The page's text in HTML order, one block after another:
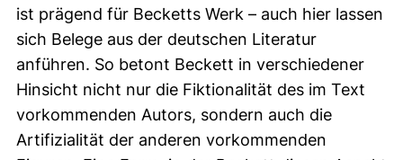
ist prägend für Becketts Werk – auch hier lassen
sich Belege aus der deutschen Literatur
anführen. So betont Beckett in verschiedener
Hinsicht nicht nur die Fiktionalität des im Text
vorkommenden Autors, sondern auch die
Artifizialität der anderen vorkommenden